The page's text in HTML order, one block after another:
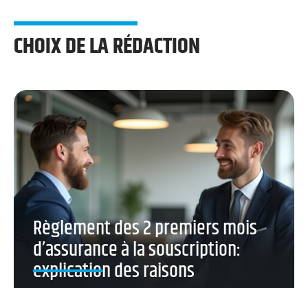
CHOIX DE LA RÉDACTION
Règlement des 2 premiers mois
d’assurance à la souscription:
explication des raisons